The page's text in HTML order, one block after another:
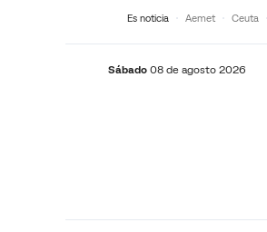
Es noticia Aemet Ceuta
Sábado 08 de agosto 2026